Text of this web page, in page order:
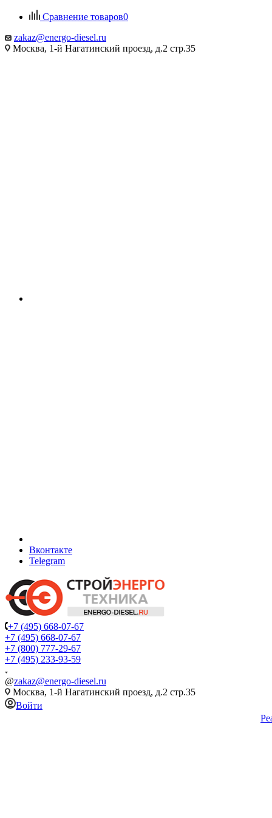
Сравнение товаров0
zakaz@energo-diesel.ru
Москва, 1-й Нагатинский проезд, д.2 стр.35
Вконтакте
Telegram
+7 (495) 668-07-67
+7 (495) 668-07-67
+7 (800) 777-29-67
+7 (495) 233-93-59
@zakaz@energo-diesel.ru
Москва, 1-й Нагатинский проезд, д.2 стр.35
Войти